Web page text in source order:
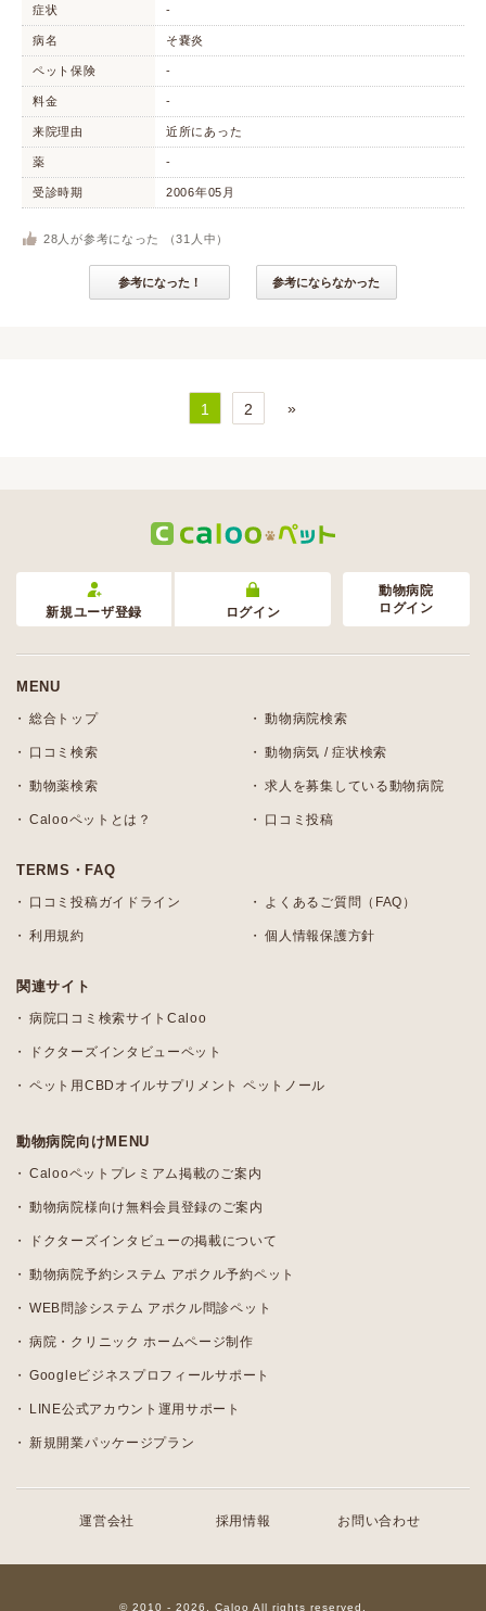
症状 -
病名 そ嚢炎
ペット保険 -
料金 -
来院理由 近所にあった
薬 -
受診時期 2006年05月
28 人が参考になった （31 人中）
参考になった！ 参考にならなかった
1 2 »
新規ユーザ登録 ログイン
動物病院
ログイン
MENU
総合トップ 動物病院検索
口コミ検索 動物病気 / 症状検索
動物薬検索 求人を募集している動物病院
Calooペットとは？ 口コミ投稿
TERMS・FAQ
口コミ投稿ガイドライン よくあるご質問（FAQ）
利用規約 個人情報保護方針
関連サイト
病院口コミ検索サイトCaloo
ドクターズインタビューペット
ペット用CBDオイルサプリメント ペットノール
動物病院向けMENU
Calooペットプレミアム掲載のご案内
動物病院様向け無料会員登録のご案内
ドクターズインタビューの掲載について
動物病院予約システム アポクル予約ペット
WEB問診システム アポクル問診ペット
病院・クリニック ホームページ制作
Googleビジネスプロフィールサポート
LINE公式アカウント運用サポート
新規開業パッケージプラン
運営会社 採用情報 お問い合わせ
© 2010 - 2026, Caloo All rights reserved.